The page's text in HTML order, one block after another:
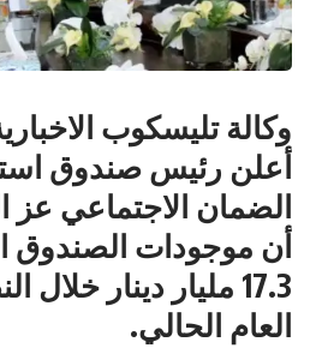
وكالة تليسكوب
أعلن رئيس صندوق
الضمان الاجتماعي عز
أن موجودات الصندوق
17.3 مليار دينار
العام الحالي.